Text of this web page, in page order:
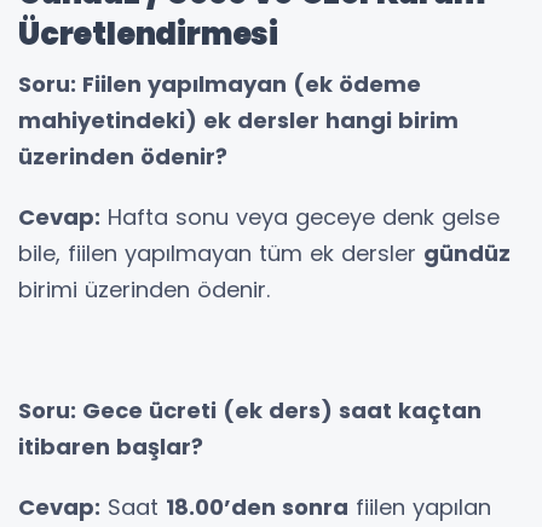
Ücretlendirmesi
Soru: Fiilen yapılmayan (ek ödeme
mahiyetindeki) ek dersler hangi birim
üzerinden ödenir?
Cevap: Hafta sonu veya geceye denk gelse
bile, fiilen yapılmayan tüm ek dersler gündüz
birimi üzerinden ödenir.
Soru: Gece ücreti (ek ders) saat kaçtan
itibaren başlar?
Cevap: Saat 18.00’den sonra fiilen yapılan